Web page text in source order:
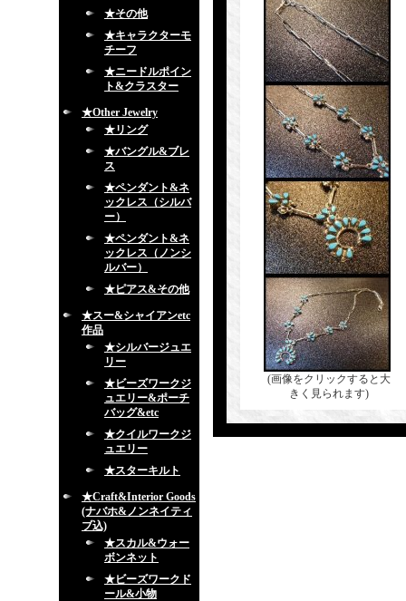
★その他
★キャラクターモ
チーフ
★ニードルポイン
ト&クラスター
★Other Jewelry
★リング
★バングル&ブレ
ス
★ペンダント&ネ
ックレス（シルバ
ー）
★ペンダント&ネ
ックレス（ノンシ
ルバー）
★ピアス&その他
★スー&シャイアンetc
作品
★シルバージュエ
リー
★ビーズワークジ
ュエリー&ポーチ
バッグ&etc
★クイルワークジ
ュエリー
★スターキルト
★Craft&Interior Goods
(ナバホ&ノンネイティ
ブ込)
★スカル&ウォー
ボンネット
★ビーズワークド
ール&小物
(画像をクリックすると大
きく見られます)